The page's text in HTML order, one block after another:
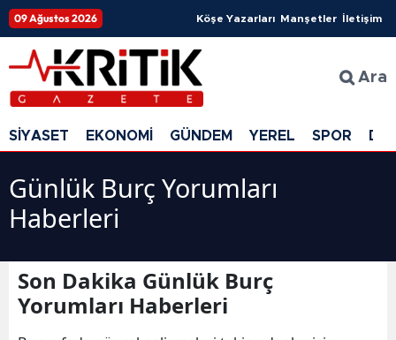
09 Ağustos 2026 Köşe Yazarları Manşetler İletişim
Ara
SİYASET EKONOMİ GÜNDEM YEREL SPOR
Günlük Burç Yorumları
Haberleri
Son Dakika Günlük Burç
Yorumları Haberleri